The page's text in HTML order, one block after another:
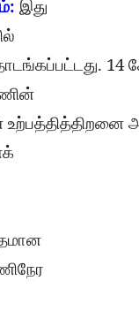
: இது
. 14
உற்பத்தித்திறனை